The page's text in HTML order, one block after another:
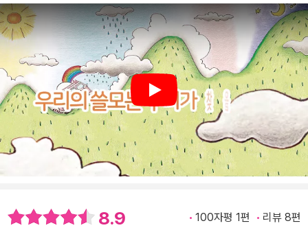
Play
8.9 100자평 1편 리뷰 8편